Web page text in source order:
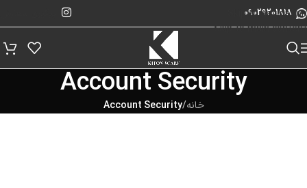
Skip to navigation
Skip to main content
09029201818
Account Security
خانه/
Account Security